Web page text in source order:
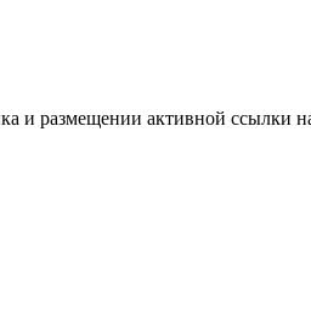
и размещении активной ссылки